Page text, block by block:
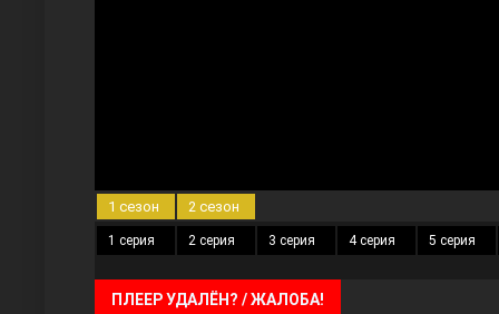
Ветреный холм
1 сезон 2 сезон
1 серия 2 серия 3 серия 4 серия 5 серия
ПЛЕЕР УДАЛЁН? / ЖАЛОБА!